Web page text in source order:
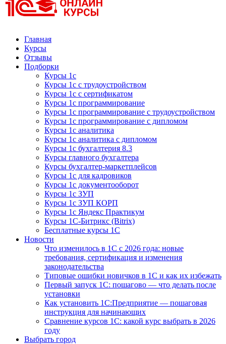
Курсы 1С
Курсы 1С официальная сертификация
Главная
Курсы
Отзывы
Подборки
Курсы 1с
Курсы 1с с трудоустройством
Курсы 1с с сертификатом
Курсы 1с программирование
Курсы 1с программирование с трудоустройством
Курсы 1с программирование с дипломом
Курсы 1с аналитика
Курсы 1с аналитика с дипломом
Курсы 1с бухгалтерия 8.3
Курсы главного бухгалтера
Курсы бухгалтер-маркетплейсов
Курсы 1с для кадровиков
Курсы 1с документооборот
Курсы 1с ЗУП
Курсы 1с ЗУП КОРП
Курсы 1с Яндекс Практикум
Курсы 1С-Битрикс (Bitrix)
Бесплатные курсы 1С
Новости
Что изменилось в 1С с 2026 года: новые
требования, сертификация и изменения
законодательства
Типовые ошибки новичков в 1С и как их избежать
Первый запуск 1С: пошагово — что делать после
установки
Как установить 1С:Предприятие — пошаговая
инструкция для начинающих
Сравнение курсов 1С: какой курс выбрать в 2026
году
Выбрать город